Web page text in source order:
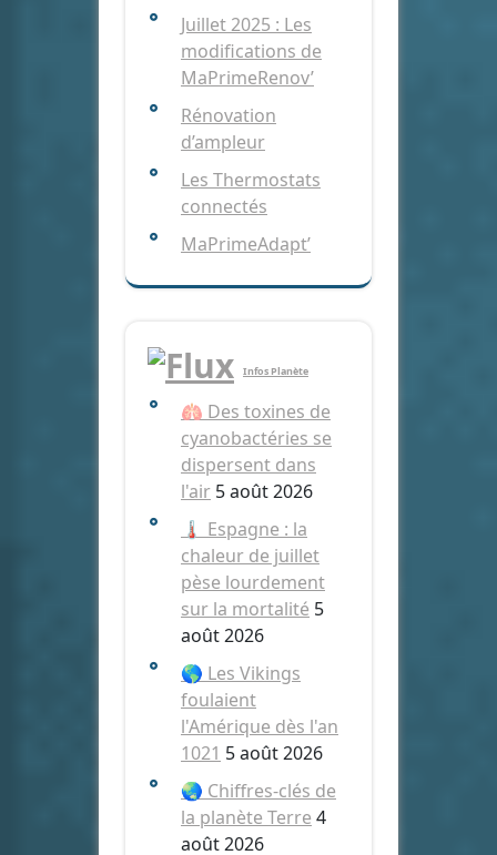
Juillet 2025 : Les
modifications de
MaPrimeRenov’
Rénovation
d’ampleur
Les Thermostats
connectés
MaPrimeAdapt’
Infos Planète
🫁 Des toxines de
cyanobactéries se
dispersent dans
l'air 5 août 2026
🌡️ Espagne : la
chaleur de juillet
pèse lourdement
sur la mortalité 5
août 2026
🌎 Les Vikings
foulaient
l'Amérique dès l'an
1021 5 août 2026
🌏 Chiffres-clés de
la planète Terre 4
août 2026